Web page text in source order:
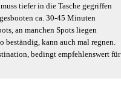
tiefer in die Tasche gegriffen
ca. 30-45 Minuten
an manchen Spots liegen
beständig, kann auch mal regnen.
bedingt empfehlenswert für